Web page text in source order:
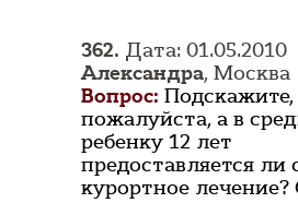
362. Дата: 01.05.2010
Александра, Москва
Вопрос: Подскажите,
пожалуйста, а в
ребенку 12 лет
предоставляется ли
курортное лечение?